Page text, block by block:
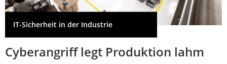
IT-Sicherheit in der Industrie
Cyberangriff legt Produktion lahm